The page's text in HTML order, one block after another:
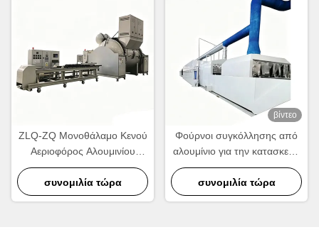
ZLQ-ZQ Μονοθάλαμο Κενού
Αεριοφόρος Αλουμινίου
Φούρνος Συσσωρεύσεως
Ενέργειας Γρήγορος κύκλος
συνομιλία τώρα
βίντεο
Φούρνοι συγκόλλησης από
αλουμίνιο για την κατασκευή
ψυκτικών και ανταλλακτικών
θερμότητας
συνομιλία τώρα